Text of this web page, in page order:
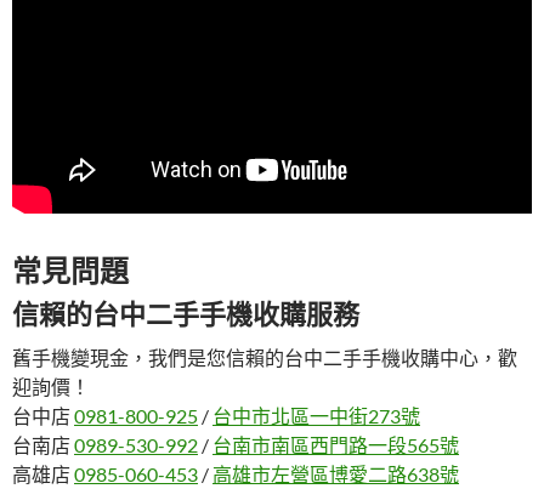
常見問題
信賴的台中二手手機收購服務
舊手機變現金，我們是您信賴的台中二手手機收購中心，歡
迎詢價！
台中店 0981-800-925 / 台中市北區一中街273號
台南店 0989-530-992 / 台南市南區西門路一段565號
高雄店 0985-060-453 / 高雄市左營區博愛二路638號